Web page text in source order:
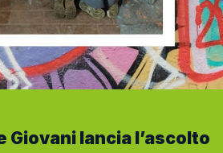
Giovani lancia l’ascolto